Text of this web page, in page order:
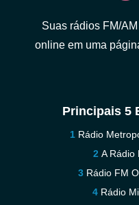
Suas rádios FM/
online em uma
Principais 5
Rádio
A Rádio
Rádio FM
Rádio